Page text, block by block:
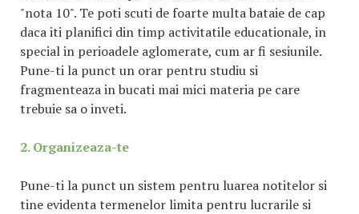
"nota 10". Te poti scuti de foarte multa bataie de cap
daca iti planifici din timp activitatile educationale, in
special in perioadele aglomerate, cum ar fi sesiunile.
Pune-ti la punct un orar pentru studiu si
fragmenteaza in bucati mai mici materia pe care
trebuie sa o inveti.
2. Organizeaza-te
Pune-ti la punct un sistem pentru luarea notitelor si
tine evidenta termenelor limita pentru lucrarile si